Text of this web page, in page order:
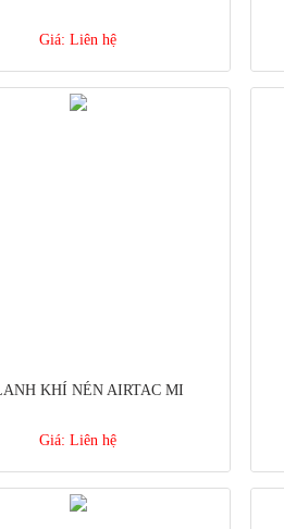
Giá: Liên hệ
KHÍ NÉN AIRTAC MI
Giá: Liên hệ